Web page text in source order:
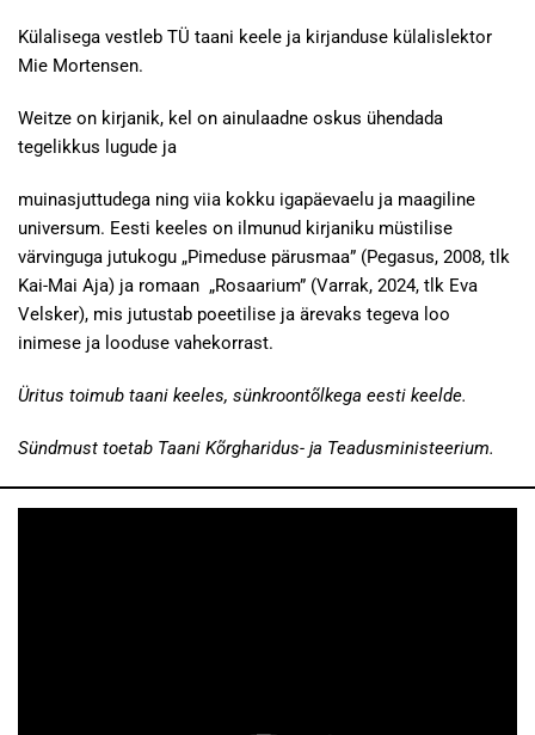
Külalisega vestleb TÜ taani keele ja kirjanduse külalislektor
Mie Mortensen.
Weitze on kirjanik, kel on ainulaadne oskus ühendada
tegelikkus lugude ja
muinasjuttudega ning viia kokku igapäevaelu ja maagiline
universum. Eesti keeles on ilmunud kirjaniku müstilise
värvinguga jutukogu „Pimeduse pärusmaa” (Pegasus, 2008, tlk
Kai-Mai Aja) ja romaan „Rosaarium” (Varrak, 2024, tlk Eva
Velsker), mis jutustab poeetilise ja ärevaks tegeva loo
inimese ja looduse vahekorrast.
Üritus toimub taani keeles, sünkroontõlkega eesti keelde.
Sündmust toetab Taani Kõrgharidus- ja Teadusministeerium.